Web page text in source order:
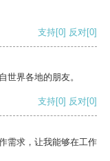
支持[0] 反对[0]
世界各地的朋友。
支持[0] 反对[0]
需求，让我能够在工作